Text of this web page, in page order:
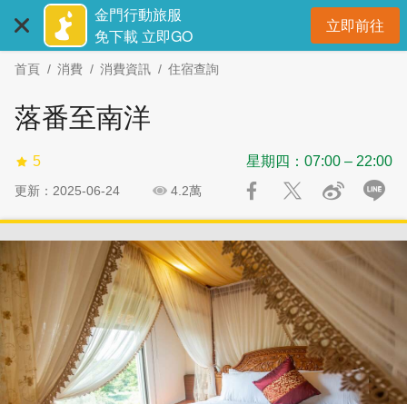
主
金門行動旅服
免下載 立即GO
立即前往開
首頁 消費 消費資訊 住宿查詢
落番至南洋
5 星期四：07:00 – 22:00
更新：2025-06-24 4.2萬
社